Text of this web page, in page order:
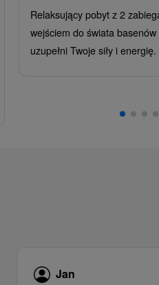
Relaksujący pobyt z 2
wejściem do świata
uzupełni Twoje siły i energię.
Jan